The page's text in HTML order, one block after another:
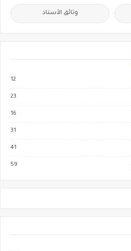
وثائق الأستاذ
12
23
16
31
41
59